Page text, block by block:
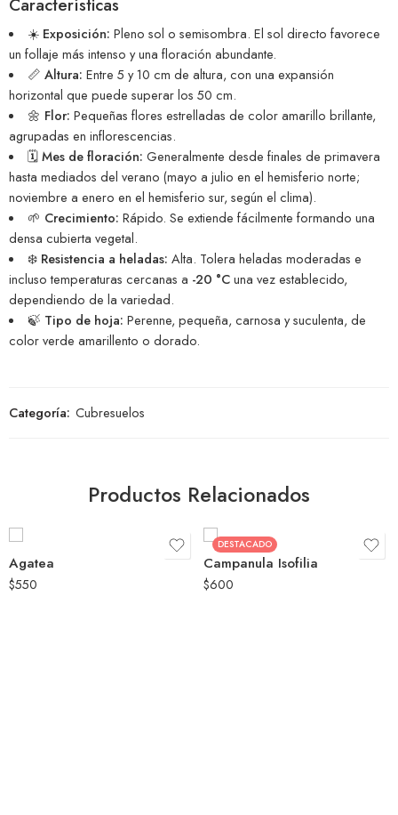
Características
☀️ Exposición: Pleno sol o semisombra. El sol directo favorece
un follaje más intenso y una floración abundante.
📏 Altura: Entre 5 y 10 cm de altura, con una expansión
horizontal que puede superar los 50 cm.
🌼 Flor: Pequeñas flores estrelladas de color amarillo brillante,
agrupadas en inflorescencias.
🗓️Mes de floración: Generalmente desde finales de primavera
hasta mediados del verano (mayo a julio en el hemisferio norte;
noviembre a enero en el hemisferio sur, según el clima).
🌱 Crecimiento: Rápido. Se extiende fácilmente formando una
densa cubierta vegetal.
❄️ Resistencia a heladas: Alta. Tolera heladas moderadas e
incluso temperaturas cercanas a -20 °Cuna vez establecido,
dependiendo de la variedad.
🍃 Tipo de hoja: Perenne, pequeña, carnosa y suculenta, de
color verde amarillento o dorado.
Categoría: Cubresuelos
Productos Relacionados
Agatea
$550
DESTACADO
Campanula Isofilia
$600